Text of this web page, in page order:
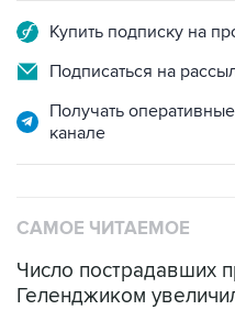
Купить подписку на
Подписаться на
Получать
канале
САМОЕ ЧИТАЕМОЕ
Число пострадавших
Геленджиком